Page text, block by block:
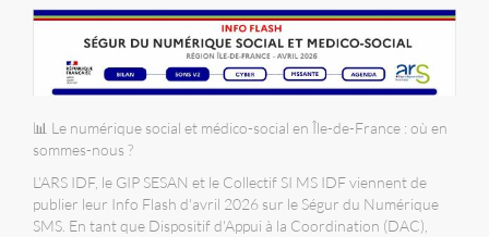
📊 Le numérique social et médico-social en Île-de-France : où en
sommes-nous ?
L'ARS IDF, le GIP SESAN et le Collectif SI MS IDF viennent de
publier leur Info Flash d'avril 2026 sur le Ségur du Numérique
SMS. En tant que Dispositif d'Appui à la Coordination (DAC),